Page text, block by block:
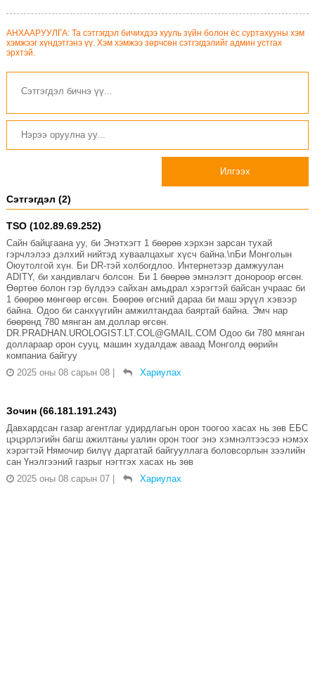
АНХААРУУЛГА: Та сэтгэгдэл бичихдээ хууль зүйн болон ёс суртахууны хэм
хэмжээг хүндэтгэнэ үү. Хэм хэмжээ зөрчсөн сэтгэгдэлийг админ устгах
эрхтэй.
Илгээх
Сэтгэгдэл (2)
TSO (102.89.69.252)
Сайн байцгаана уу, би Энэтхэгт 1 бөөрөө хэрхэн зарсан тухай
гэрчлэлээ дэлхий нийтэд хуваалцахыг хүсч байна.\nБи Монголын
Оюутолгой хүн. Би DR-тэй холбогдлоо. Интернетээр дамжуулан
ADITY, би хандивлагч болсон. Би 1 бөөрөө эмнэлэгт донороор өгсөн.
Өөртөө болон гэр бүлдээ сайхан амьдрал хэрэгтэй байсан учраас би
1 бөөрөө мөнгөөр өгсөн. Бөөрөө өгсний дараа би маш эрүүл хэвээр
байна. Одоо би санхүүгийн амжилтандаа баяртай байна. Эмч нар
бөөрөнд 780 мянган ам.доллар өгсөн.
DR.PRADHAN.UROLOGIST.LT.COL@GMAIL.COM Одоо би 780 мянган
доллараар орон сууц, машин худалдаж аваад Монголд өөрийн
компаниа байгуу
2025 оны 08 сарын 08
Хариулах
Зочин (66.181.191.243)
Давхардсан газар агентлаг удирдлагын орон тоогоо хасах нь зөв ЕБС
цэцэрлэгийн багш ажилтаны уалин орон тоог энэ хэмнэлтээсээ нэмэх
хэрэгтэй Нямочир билүү даргатай байгууллага боловсорлын зээлийн
сан Үнэлгээний газрыг нэгтгэх хасах нь зөв
2025 оны 08 сарын 07
Хариулах